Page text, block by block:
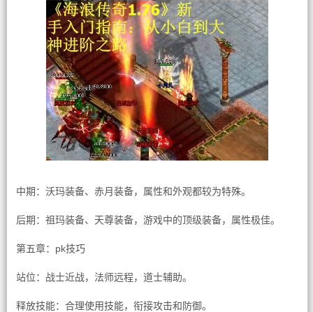
中期：沃玛装备、赤月装备，属性和外观都较为特殊。
后期：祖玛装备、天尊装备，游戏中的顶级装备，属性极佳。
第五章：pk技巧
站位：战士近战，法师远程，道士辅助。
释放技能：合理使用技能，衔接攻击和防御。